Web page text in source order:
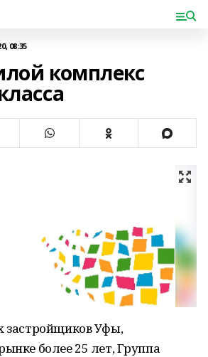
08:35
комплекс
застройщиков Уфы,
более 25 лет, Группа